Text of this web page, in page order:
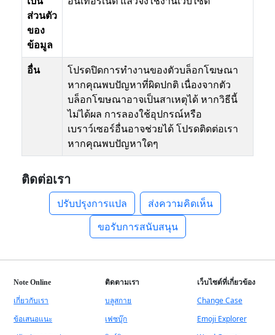
ส่วนตัว
ของ
ข้อมูล
อื่น
โปรดปิดการทำงานของตัวบล็อกโฆษณา
หากคุณพบปัญหาที่ผิดปกติ เนื่องจากตัว
บล็อกโฆษณาอาจเป็นสาเหตุได้ หากวิธีนี้
ไม่ได้ผล การลองใช้อุปกรณ์หรือ
เบราว์เซอร์อื่นอาจช่วยได้ โปรดติดต่อเรา
หากคุณพบปัญหาใดๆ
ติดต่อเรา
ปรับปรุงการแปล
ส่งความคิดเห็น
ขอรับการสนับสนุน
Note Online
เกี่ยวกับเรา
ข้อเสนอแนะ
ติดตามเรา
บลูสกาย
เฟซบุ๊ก
เว็บไซต์ที่เกี่ยวข้อง
Change Case
Emoji Explorer